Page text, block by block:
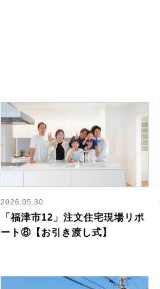
2026.05.30
「福津市12」注文住宅現場リポ
ート⑧【お引き渡し式】